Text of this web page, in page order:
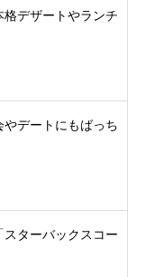
デザートやランチ
やデートにもばっち
スターバックスコー